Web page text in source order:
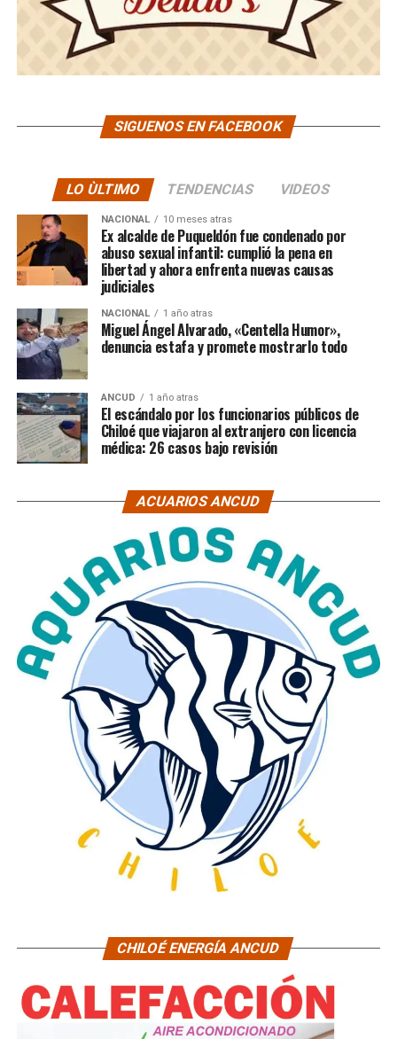
SIGUENOS EN FACEBOOK
LO ÙLTIMO TENDENCIAS VIDEOS
NACIONAL 10 meses atras
Ex alcalde de Puqueldón fue condenado por
abuso sexual infantil: cumplió la pena en
libertad y ahora enfrenta nuevas causas
judiciales
NACIONAL 1 año atras
Miguel Ángel Alvarado, «Centella Humor»,
denuncia estafa y promete mostrarlo todo
ANCUD 1 año atras
El escándalo por los funcionarios públicos de
Chiloé que viajaron al extranjero con licencia
médica: 26 casos bajo revisión
ACUARIOS ANCUD
CHILOÉ ENERGÍA ANCUD